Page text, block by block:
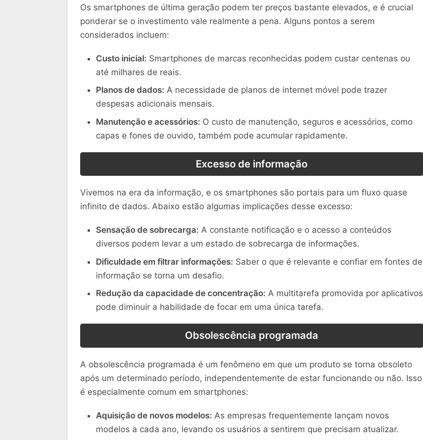
Os smartphones de última geração podem ter preços bastante elevados, e é crucial
ponderar se o investimento vale realmente a pena. Alguns pontos a serem
considerados incluem:
Custo inicial: Smartphones de marcas reconhecidas podem custar centenas ou
até milhares de reais.
Planos de dados: A necessidade de planos de internet móvel pode trazer
despesas adicionais mensais.
Manutenção e acessórios: O custo de manutenção, seguros e acessórios, como
capas e fones de ouvido, também pode acumular rapidamente.
Excesso de informação
Vivemos na era da informação, e os smartphones são portais para um fluxo quase
infinito de dados. Abaixo estão algumas implicações desse excesso:
Sensação de sobrecarga: A constante notificação e o acesso a conteúdos
diversos podem levar a um estado de sobrecarga de informações.
Dificuldade em filtrar informações: Saber o que é relevante e confiar em fontes de
informação se torna um desafio.
Redução da capacidade de concentração: A multitarefa promovida por aplicativos
pode diminuir a habilidade de focar em uma única tarefa.
Obsolescência programada
A obsolescência programada é um fenômeno em que um produto se torna obsoleto
após um determinado período, independentemente de estar funcionando ou não. Isso
é especialmente comum em smartphones:
Aquisição de novos modelos: As empresas frequentemente lançam novos
modelos a cada ano, levando os usuários a sentirem que precisam atualizar.